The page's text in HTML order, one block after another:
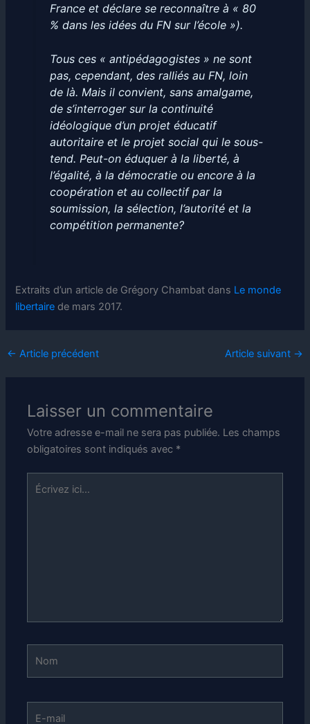
France et déclare se reconnaître à « 80
% dans les idées du FN sur l’école »).
Tous ces « antipédagogistes » ne sont
pas, cependant, des ralliés au FN, loin
de là. Mais il convient, sans amalgame,
de s’interroger sur la continuité
idéologique d’un projet éducatif
autoritaire et le projet social qui le sous-
tend. Peut-on éduquer à la liberté, à
l’égalité, à la démocratie ou encore à la
coopération et au collectif par la
soumission, la sélection, l’autorité et la
compétition permanente?
Extraits d’un article de Grégory Chambat dans Le monde
libertaire de mars 2017.
← Article précédent Article suivant →
Laisser un commentaire
Votre adresse e-mail ne sera pas publiée. Les champs
obligatoires sont indiqués avec *
Écrivez
ici…